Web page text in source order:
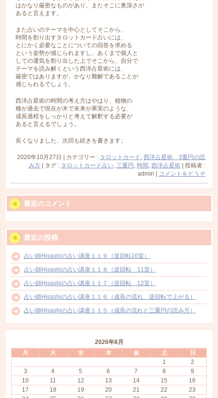
はかなり厳密なものがあり、またそこに奥深さが
あると言えます。
また占いのテーマを中心としてそこから、
時間を割り出すタロットカード占いには、
とにかく必要なことについての回答を求める
という姿勢が感じられますし、あくまで個人と
しての運気を割り出した上でそこから、自分で
テーマを読み解くという西洋占星術には、
厳密ではありますが、かなり難解であることが
感じられるでしょう。
西洋占星術の時間の考え方はやはり、植物の
種が過去で現在が木で未来が果実のような、
成長過程をしっかりと考えて解釈する必要が
あると言えるでしょう。
長くなりました、次回も続きを書きます。
2020年10月27日 カテゴリー : タロットカード, 西洋占星術 3重円の読
み方
タグ : タロットカード占い, 三重円 , 時間 , 西洋占星術
投稿者 :
admin
コメントをどうぞ
最近のコメント
最近の投稿
占い師Hisashiの占い講座１１９（逆回転10室）
占い師Hisashiの占い講座１１８（逆回転 11室）
占い師Hisashiの占い講座１１７（逆回転 12室）
占い師Hisashiの占い講座１１６（成長の流れ 逆回転で上がる）
占い師Hisashiの占い講座１１５（成長の流れと三重円の読み方）
2026年8月
月
火 水 木 金 土
日
1
2
3
4 5 6 7 8
9
10
11 12 13 14 15
16
17
18 19 20 21 22
23